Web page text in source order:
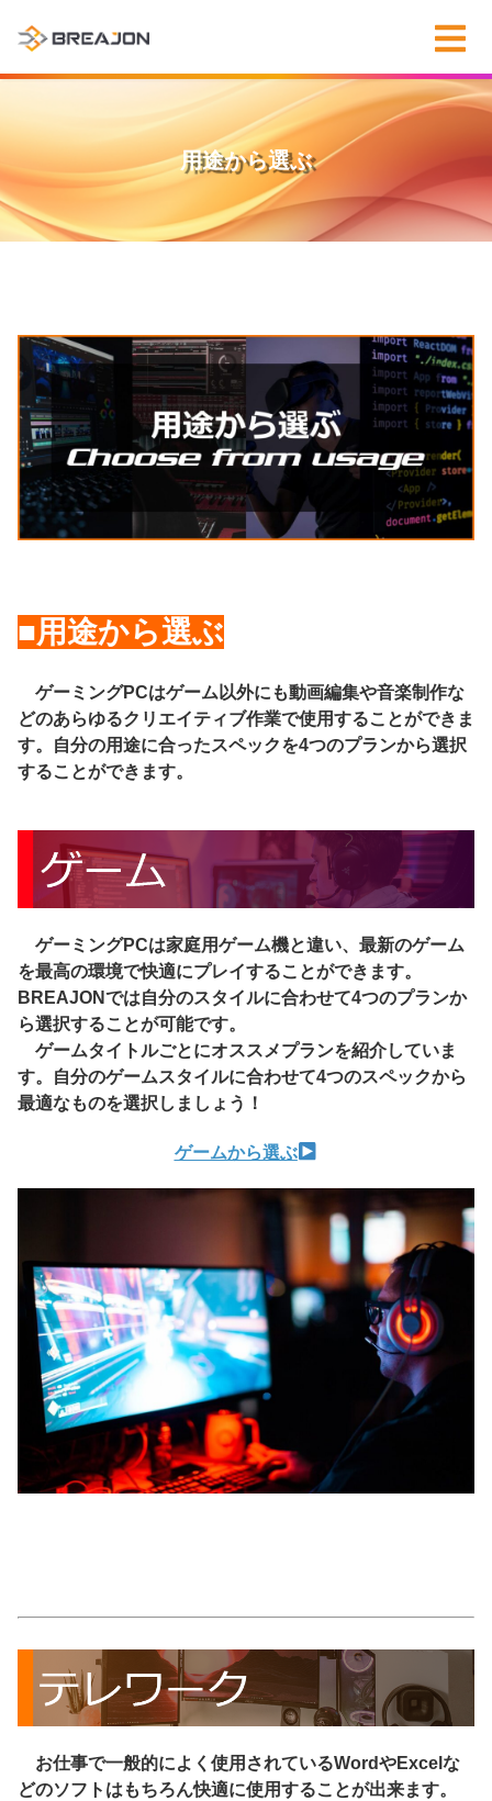
用途から選ぶ
■用途から選ぶ
ゲーミングPCはゲーム以外にも動画編集や音楽制作な
どのあらゆるクリエイティブ作業で使用することができま
す。自分の用途に合ったスペックを4つのプランから選択
することができます。
ゲーミングPCは家庭用ゲーム機と違い、最新のゲーム
を最高の環境で快適にプレイすることができます。
BREAJONでは自分のスタイルに合わせて4つのプランか
ら選択することが可能です。
ゲームタイトルごとにオススメプランを紹介していま
す。自分のゲームスタイルに合わせて4つのスペックから
最適なものを選択しましょう！
ゲームから選ぶ
お仕事で一般的によく使用されているWordやExcelな
どのソフトはもちろん快適に使用することが出来ます。